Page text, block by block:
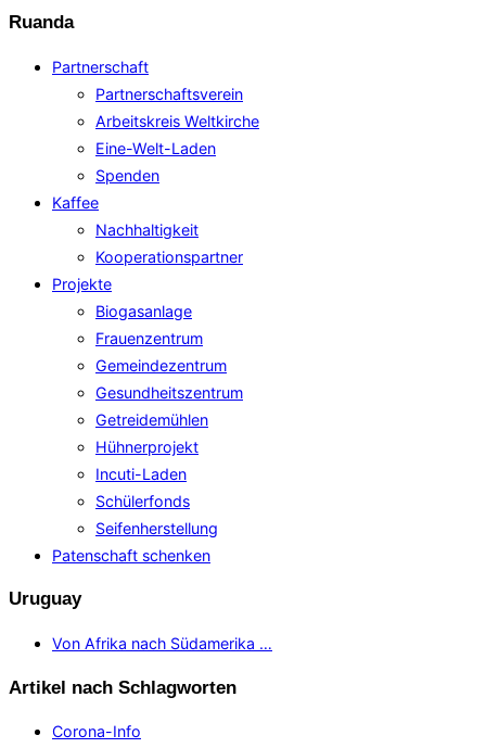
Ruanda
Partnerschaft
Partnerschaftsverein
Arbeitskreis Weltkirche
Eine-Welt-Laden
Spenden
Kaffee
Nachhaltigkeit
Kooperationspartner
Projekte
Biogasanlage
Frauenzentrum
Gemeindezentrum
Gesundheitszentrum
Getreidemühlen
Hühnerprojekt
Incuti-Laden
Schülerfonds
Seifenherstellung
Patenschaft schenken
Uruguay
Von Afrika nach Südamerika …
Artikel nach Schlagworten
Corona-Info